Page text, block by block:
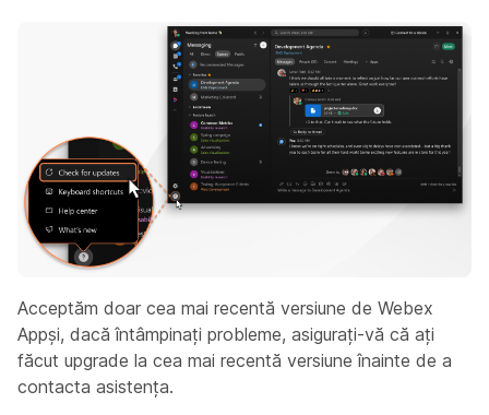
Acceptăm doar cea mai recentă versiune de Webex
Appși, dacă întâmpinați probleme, asigurați-vă că ați
făcut upgrade la cea mai recentă versiune înainte de a
contacta asistența.